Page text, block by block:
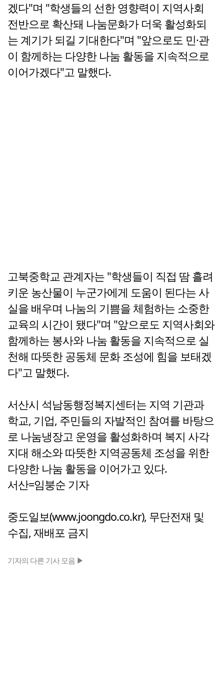
겠다"며 "학생들의 선한 영향력이 지역사회
전반으로 확산돼 나눔문화가 더욱 활성화되
는 계기가 되길 기대한다"며 "앞으로도 민·관
이 함께하는 다양한 나눔 활동을 지속적으로
이어가겠다"고 말했다.
고북중학교 관계자는 "학생들이 직접 땀 흘려
키운 농산물이 누군가에게 도움이 된다는 사
실을 배우며 나눔의 기쁨을 체험하는 소중한
교육의 시간이 됐다"며 "앞으로도 지역사회와
함께하는 봉사와 나눔 활동을 지속적으로 실
천해 따뜻한 공동체 문화 조성에 힘을 보태겠
다"고 말했다.
서산시 석남동행정복지센터는 지역 기관과
학교, 기업, 주민들의 자발적인 참여를 바탕으
로 나눔냉장고 운영을 활성화하며 복지 사각
지대 해소와 따뜻한 지역공동체 조성을 위한
다양한 나눔 활동을 이어가고 있다.
서산=임붕순 기자
중도일보(www.joongdo.co.kr), 무단전재 및
수집, 재배포 금지
기자의 다른 기사 모음 ▶